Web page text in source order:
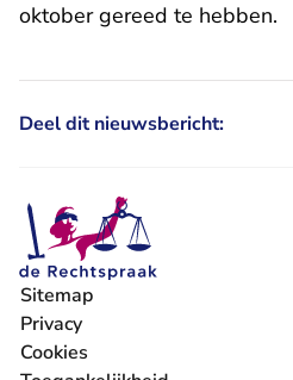
oktober gereed te hebben.
Deel dit nieuwsbericht:
Sitemap
Privacy
Cookies